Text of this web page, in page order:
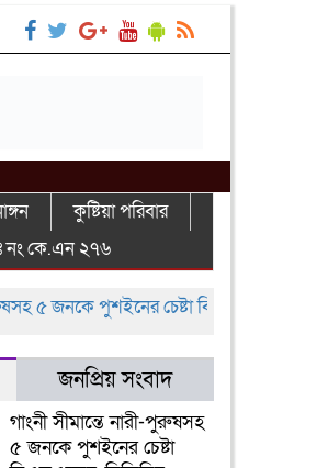
কুষ্টিয়া পরিবার
নং কে.এন ২৭৬
৫ জনকে পুশইনের চেষ্টা বিএসএফের, বিজিবির
জনপ্রিয় সংবাদ
গাংনী সীমান্তে নারী-পুরুষসহ
৫ জনকে পুশইনের চেষ্টা